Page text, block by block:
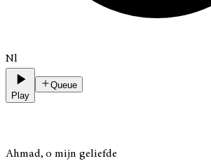
Nl
Play
Queue
Ahmad, o mijn geliefde